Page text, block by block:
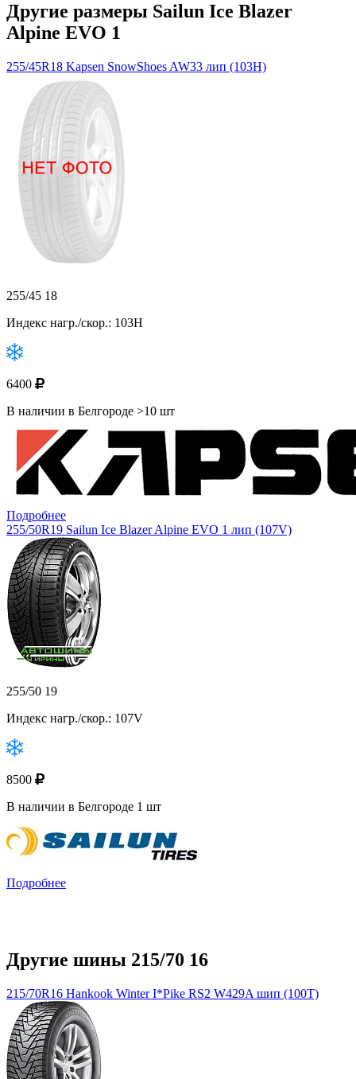
Другие размеры Sailun Ice Blazer
Alpine EVO 1
255/45R18 Kapsen SnowShoes AW33 лип (103H)
255/45 18
Индекс нагр./скор.: 103H
6400
В наличии в Белгороде >10 шт
Подробнее
255/50R19 Sailun Ice Blazer Alpine EVO 1 лип (107V)
255/50 19
Индекс нагр./скор.: 107V
8500
В наличии в Белгороде 1 шт
Подробнее
Другие шины 215/70 16
215/70R16 Hankook Winter I*Pike RS2 W429A шип (100T)